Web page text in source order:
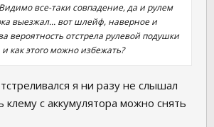
все-таки совпадение, да и рулем
выезжал... вот шлейф, наверное и
вероятность отстрела рулевой подушки
как этого можно избежать?
я ни разу не слышал
клему с аккумулятора можно снять